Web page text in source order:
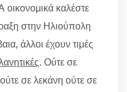
καλέστε
στην Ηλιούπολη
άλλοι έχουν τιμές
. Ούτε σε
σε λεκάνη ούτε σε